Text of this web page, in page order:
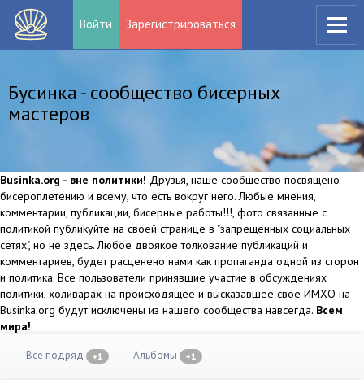
Войти Зарегистрироваться
Бусинка - сообщество бисерных
мастеров
Businka.org - вне политики! Друзья, наше сообщество посвящено
бисероплетению и всему, что есть вокруг него. Любые мнения,
комментарии, публикации, бисерные работы!!!, фото связанные с
политикой публикуйте на своей странице в "запрещенных социальных
сетях", но не здесь. Любое двоякое толкование публикаций и
комментариев, будет расценено нами как пропаганда одной из сторон
и политика. Все пользователи принявшие участие в обсуждениях
политики, холиварах на происходящее и высказавшее свое ИМХО на
Businka.org будут исключены из нашего сообщества навсегда. Всем
мира!
Все подряд +1 Альбомы +1